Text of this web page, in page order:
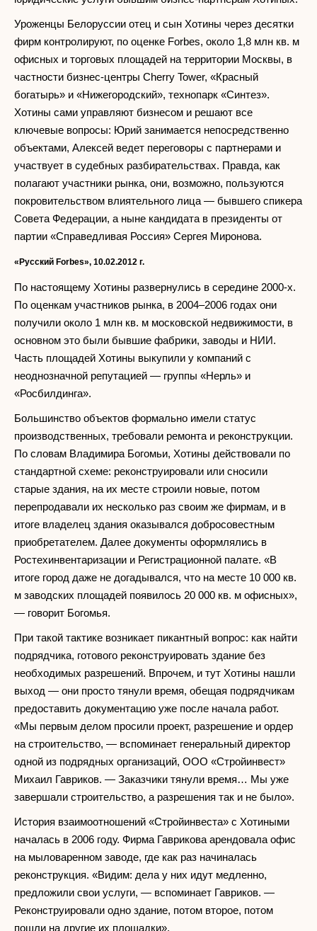
Уроженцы Белоруссии отец и сын Хотины через десятки
фирм контролируют, по оценке Forbes, около 1,8 млн кв. м
офисных и торговых площадей на территории Москвы, в
частности бизнес-центры Cherry Tower, «Красный
богатырь» и «Нижегородский», технопарк «Синтез».
Хотины сами управляют бизнесом и решают все
ключевые вопросы: Юрий занимается непосредственно
объектами, Алексей ведет переговоры с партнерами и
участвует в судебных разбирательствах. Правда, как
полагают участники рынка, они, возможно, пользуются
покровительством влиятельного лица — бывшего спикера
Совета Федерации, а ныне кандидата в президенты от
партии «Справедливая Россия» Сергея Миронова.
«Русский Forbes», 10.02.2012 г.
По настоящему Хотины развернулись в середине 2000-х.
По оценкам участников рынка, в 2004–2006 годах они
получили около 1 млн кв. м московской недвижимости, в
основном это были бывшие фабрики, заводы и НИИ.
Часть площадей Хотины выкупили у компаний с
неоднозначной репутацией — группы «Нерль» и
«Росбилдинга».
Большинство объектов формально имели статус
производственных, требовали ремонта и реконструкции.
По словам Владимира Богомьи, Хотины действовали по
стандартной схеме: реконструировали или сносили
старые здания, на их месте строили новые, потом
перепродавали их несколько раз своим же фирмам, и в
итоге владелец здания оказывался добросовестным
приобретателем. Далее документы оформлялись в
Ростехинвентаризации и Регистрационной палате. «В
итоге город даже не догадывался, что на месте 10 000 кв.
м заводских площадей появилось 20 000 кв. м офисных»,
— говорит Богомья.
При такой тактике возникает пикантный вопрос: как найти
подрядчика, готового реконструировать здание без
необходимых разрешений. Впрочем, и тут Хотины нашли
выход — они просто тянули время, обещая подрядчикам
предоставить документацию уже после начала работ.
«Мы первым делом просили проект, разрешение и ордер
на строительство, — вспоминает генеральный директор
одной из подрядных организаций, ООО «Стройинвест»
Михаил Гавриков. — Заказчики тянули время… Мы уже
завершали строительство, а разрешения так и не было».
История взаимоотношений «Стройинвеста» с Хотиными
началась в 2006 году. Фирма Гаврикова арендовала офис
на мыловаренном заводе, где как раз начиналась
реконструкция. «Видим: дела у них идут медленно,
предложили свои услуги, — вспоминает Гавриков. —
Реконструировали одно здание, потом второе, потом
пошли на другие их площадки».